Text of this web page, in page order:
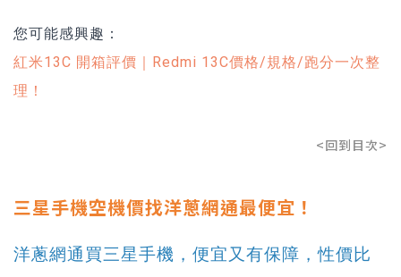
您可能感興趣：
紅米13C 開箱評價｜Redmi 13C價格/規格/跑分一次整
理！
<回到目次>
三星手機空機價找洋蔥網通最便宜！
洋蔥網通買三星手機，便宜又有保障，性價比